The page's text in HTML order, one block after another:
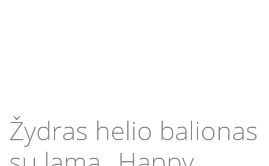
Žydras helio balionas